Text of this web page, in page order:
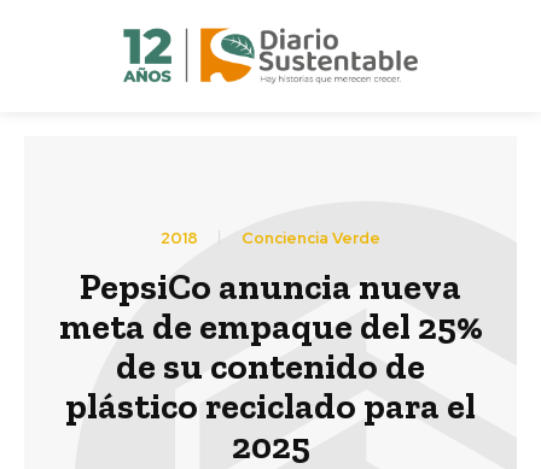
2018 Conciencia Verde
PepsiCo anuncia nueva
meta de empaque del 25%
de su contenido de
plástico reciclado para el
2025